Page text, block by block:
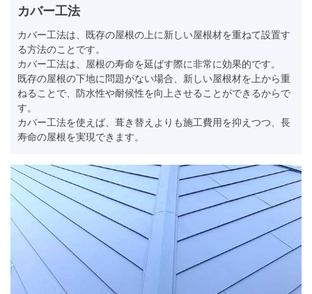
カバー工法
カバー工法は、既存の屋根の上に新しい屋根材を重ねて設置す
る方法のことです。
カバー工法は、屋根の寿命を延ばす際に非常に効果的です。
既存の屋根の下地に問題がない場合、新しい屋根材を上から重
ねることで、防水性や耐候性を向上させることができるからで
す。
カバー工法を使えば、葺き替えよりも施工費用を抑えつつ、長
寿命の屋根を実現できます。